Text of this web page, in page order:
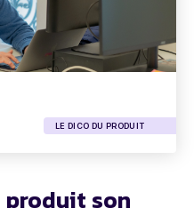
LE DICO DU PRODUIT
son